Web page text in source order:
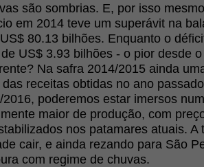
são sombrias. E, por isso
em 2014 teve um superávit na
80.13 bilhões. Enquanto o
US$ 3.93 bilhões - o pior desde
Na safra 2014/2015 ainda
receitas obtidas no ano
poderemos estar imersos
maior de produção, com
nos patamares atuais. A
cair, e ainda rezando para São
com regime de chuvas.